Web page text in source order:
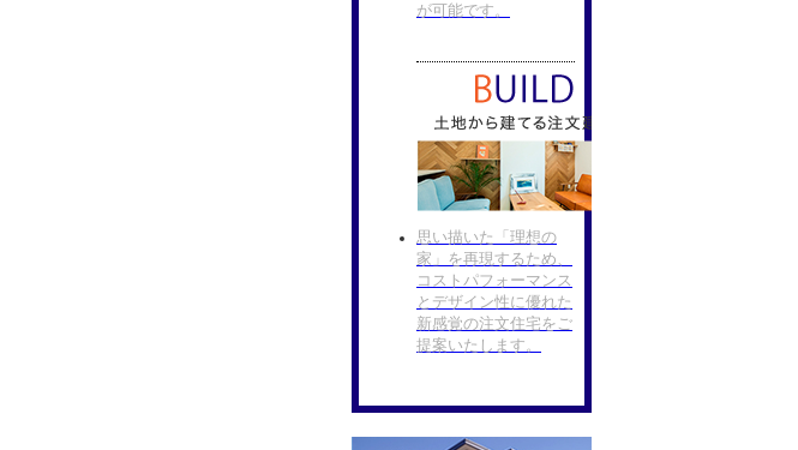
が可能です。
思い描いた「理想の
家」を再現するため、
コストパフォーマンス
とデザイン性に優れた
新感覚の注文住宅をご
提案いたします。